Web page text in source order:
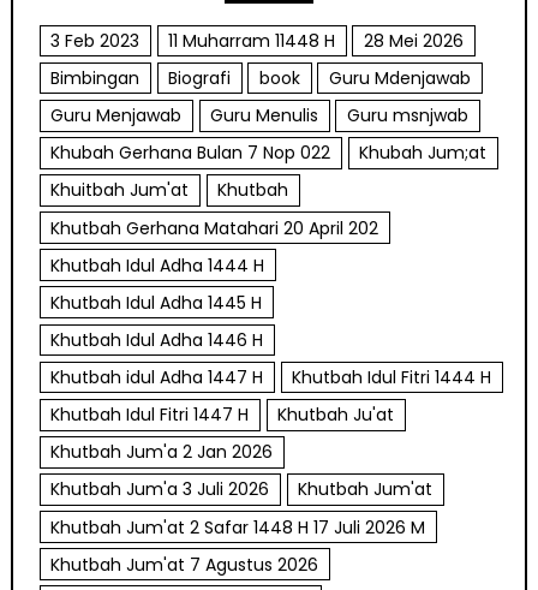
3 Feb 2023 11 Muharram 11448 H
28 Mei 2026
Bimbingan
Biografi book
Guru Mdenjawab
Guru Menjawab
Guru Menulis
Guru msnjwab
Khubah Gerhana Bulan 7 Nop 022
Khubah Jum;at
Khuitbah Jum'at
Khutbah
Khutbah Gerhana Matahari 20 April 202
Khutbah Idul Adha 1444 H
Khutbah Idul Adha 1445 H
Khutbah Idul Adha 1446 H
Khutbah idul Adha 1447 H
Khutbah Idul Fitri 1444 H
Khutbah Idul Fitri 1447 H
Khutbah Ju'at
Khutbah Jum'a 2 Jan 2026
Khutbah Jum'a 3 Juli 2026
Khutbah Jum'at
Khutbah Jum'at 2 Safar 1448 H 17 Juli 2026 M
Khutbah Jum'at 7 Agustus 2026